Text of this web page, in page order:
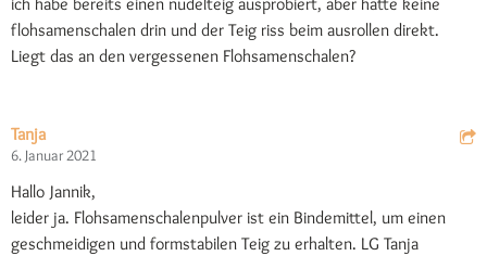
flohsamenschalen drin und der Teig riss beim ausrollen direkt.
Liegt das an den vergessenen Flohsamenschalen?
Tanja
6. Januar 2021
Hallo Jannik,
leider ja. Flohsamenschalenpulver ist ein Bindemittel, um einen
geschmeidigen und formstabilen Teig zu erhalten. LG Tanja